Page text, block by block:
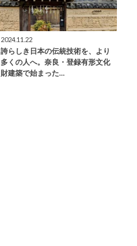
2024.11.22
誇らしき日本の伝統技術を、より
多くの人へ。奈良・登録有形文化
財建築で始まった…